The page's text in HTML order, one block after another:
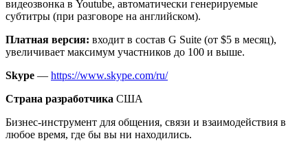
видеозвонка в Youtube, автоматически генерируемые
субтитры (при разговоре на английском).
Платная версия: входит в состав G Suite (от $5 в месяц),
увеличивает максимум участников до 100 и выше.
Skype — https://www.skype.com/ru/
Страна разработчика США
Бизнес-инструмент для общения, связи и взаимодействия в
любое время, где бы вы ни находились.